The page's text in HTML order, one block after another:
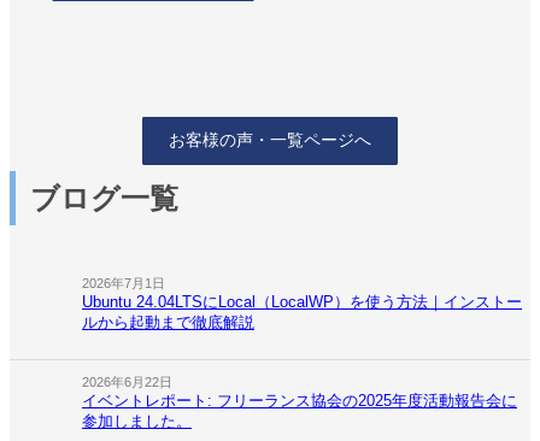
お客様の声・一覧ページへ
ブログ一覧
2026年7月1日
Ubuntu 24.04LTSにLocal（LocalWP）を使う方法｜インストー
ルから起動まで徹底解説
2026年6月22日
イベントレポート: フリーランス協会の2025年度活動報告会に
参加しました。